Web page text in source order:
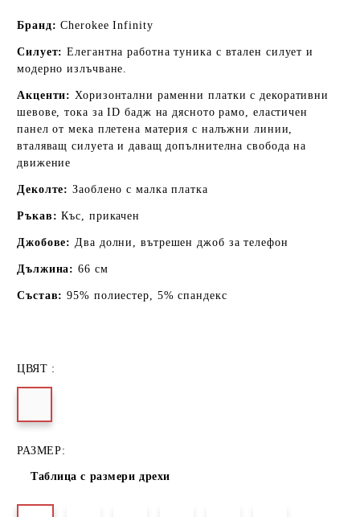
Бранд:Cherokee Infinity
Силует:Елегантна работна туника с втален силует и
модерно излъчване.
Акценти:Хоризонтални раменни платки с декоративни
шевове, тока за ID бадж на дясното рамо, еластичен
панел от мека плетена материя с налъжни линии,
вталяващ силуета и даващ допълнителна свобода на
движение
Деколте:Заоблено с малка платка
Ръкав:Къс, прикачен
Джобове:Два долни, вътрешен джоб за телефон
Дължина:66 см
Състав:95% полиестер, 5% спандекс
ЦВЯТ :
РАЗМЕР:
Таблица с размери дрехи